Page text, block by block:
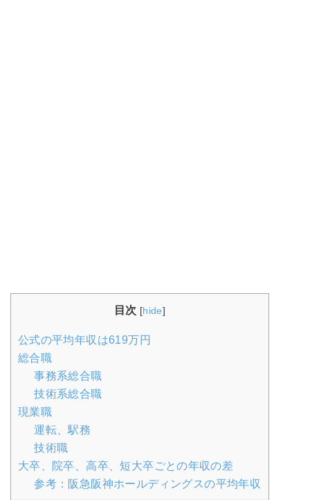
目次 [hide]
公式の平均年収は619万円
総合職
事務系総合職
技術系総合職
現業職
運転、駅務
技術職
大卒、院卒、高卒、短大卒ごとの年収の差
参考：阪急阪神ホールディングスの平均年収